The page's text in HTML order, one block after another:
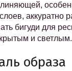
аккуратно
бигуди для
и светлым.
образа